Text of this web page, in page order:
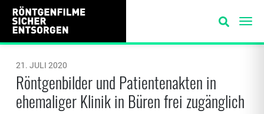
21. JULI 2020
Röntgenbilder und Patientenakten in
ehemaliger Klinik in Büren frei zugänglich